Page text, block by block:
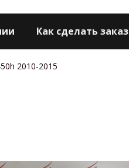
Как сделать заказ
2010-2015